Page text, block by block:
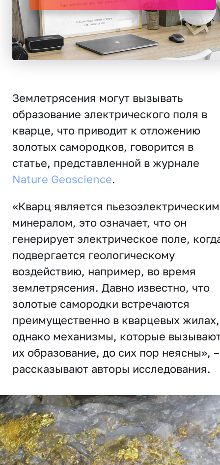
Землетрясения могут вызывать
образование электрического поля в
кварце, что приводит к отложению
золотых самородков, говорится в
статье, представленной в журнале
Nature Geoscience.
«Кварц является пьезоэлектрическим
минералом, это означает, что он
генерирует электрическое поле,
подвергается геологическому
воздействию, например, во время
землетрясения. Давно известно, что
золотые самородки встречаются
преимущественно в кварцевых жилах,
однако механизмы, которые
их образование, до сих пор неясны», –
рассказывают авторы исследования.